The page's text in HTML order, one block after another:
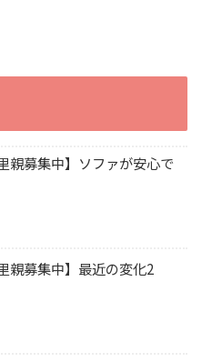
親募集中】ソファが安心で
親募集中】最近の変化2